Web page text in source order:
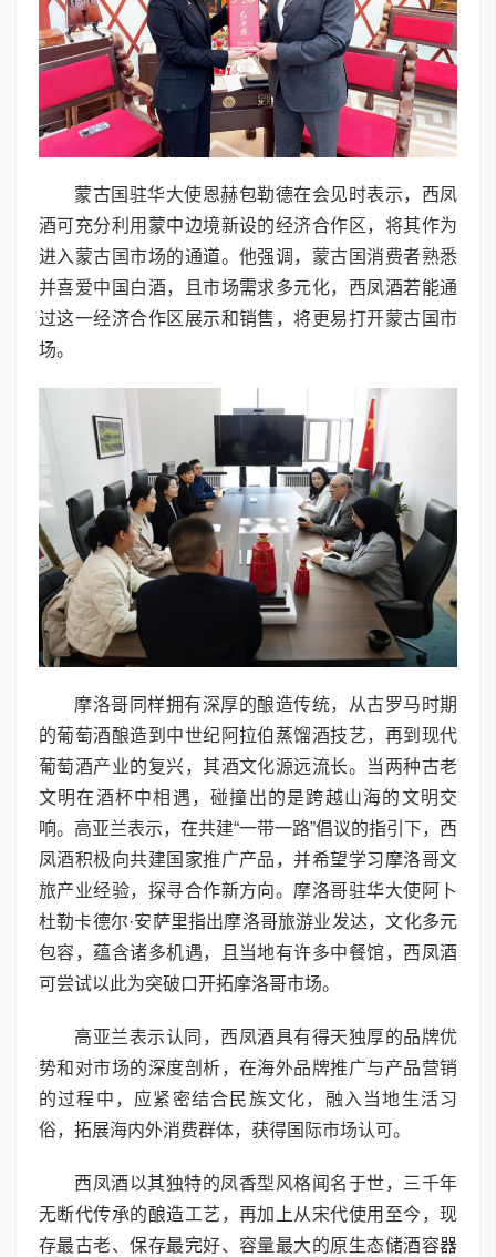
蒙古国驻华大使恩赫包勒德在会见时表示，西凤
酒可充分利用蒙中边境新设的经济合作区，将其作为
进入蒙古国市场的通道。他强调，蒙古国消费者熟悉
并喜爱中国白酒，且市场需求多元化，西凤酒若能通
过这一经济合作区展示和销售，将更易打开蒙古国市
场。
摩洛哥同样拥有深厚的酿造传统，从古罗马时期
的葡萄酒酿造到中世纪阿拉伯蒸馏酒技艺，再到现代
葡萄酒产业的复兴，其酒文化源远流长。当两种古老
文明在酒杯中相遇，碰撞出的是跨越山海的文明交
响。高亚兰表示，在共建“一带一路”倡议的指引下，西
凤酒积极向共建国家推广产品，并希望学习摩洛哥文
旅产业经验，探寻合作新方向。摩洛哥驻华大使阿卜
杜勒卡德尔·安萨里指出摩洛哥旅游业发达，文化多元
包容，蕴含诸多机遇，且当地有许多中餐馆，西凤酒
可尝试以此为突破口开拓摩洛哥市场。
高亚兰表示认同，西凤酒具有得天独厚的品牌优
势和对市场的深度剖析，在海外品牌推广与产品营销
的过程中，应紧密结合民族文化，融入当地生活习
俗，拓展海内外消费群体，获得国际市场认可。
西凤酒以其独特的凤香型风格闻名于世，三千年
无断代传承的酿造工艺，再加上从宋代使用至今，现
存最古老、保存最完好、容量最大的原生态储酒容器